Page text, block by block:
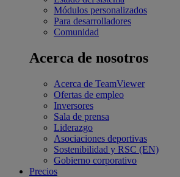
Módulos personalizados
Para desarrolladores
Comunidad
Acerca de nosotros
Acerca de TeamViewer
Ofertas de empleo
Inversores
Sala de prensa
Liderazgo
Asociaciones deportivas
Sostenibilidad y RSC (EN)
Gobierno corporativo
Precios